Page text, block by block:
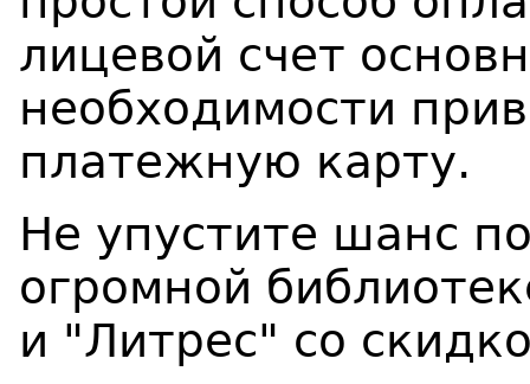
лицевой счет
необходимости
платежную карту.
Не упустите шанс
огромной
и "Литрес" со